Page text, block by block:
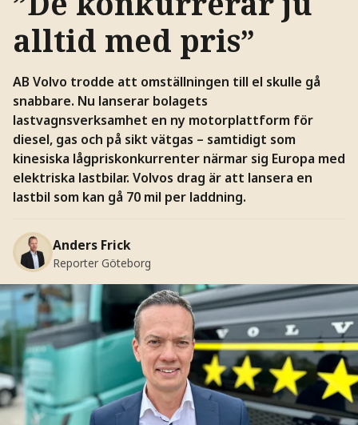
alltid med pris”
AB Volvo trodde att omställningen till el skulle gå
snabbare. Nu lanserar bolagets
lastvagnsverksamhet en ny motorplattform för
diesel, gas och på sikt vätgas – samtidigt som
kinesiska lågpriskonkurrenter närmar sig Europa med
elektriska lastbilar. Volvos drag är att lansera en
lastbil som kan gå 70 mil per laddning.
Anders Frick
Reporter Göteborg